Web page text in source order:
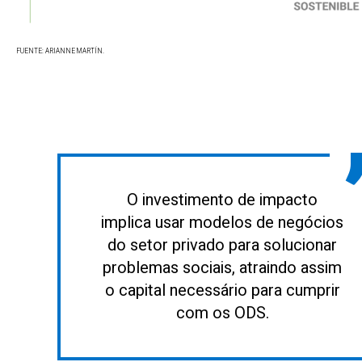
FUENTE: ARIANNE MARTÍN.
O investimento de impacto
implica usar modelos de negócios
do setor privado para solucionar
problemas sociais, atraindo assim
o capital necessário para cumprir
com os ODS.